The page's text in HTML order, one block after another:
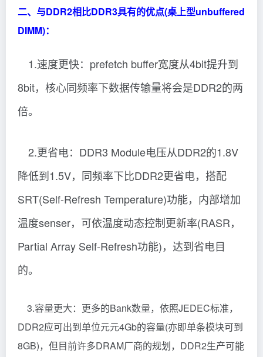
二、与DDR2相比DDR3具有的优点(桌上型unbuffered
DIMM)：
1.速度更快：prefetch buffer宽度从4bit提升到
8bit，核心同频率下数据传输量将会是DDR2的两
倍。
2.更省电：DDR3 Module电压从DDR2的1.8V
降低到1.5V，同频率下比DDR2更省电，搭配
SRT(Self-Refresh Temperature)功能，内部增加
温度senser，可依温度动态控制更新率(RASR，
Partial Array Self-Refresh功能)，达到省电目
的。
3.容量更大：更多的Bank数量，依照JEDEC标准，
DDR2应可出到单位元元4Gb的容量(亦即单条模块可到
8GB)，但目前许多DRAM厂商的规划，DDR2生产可能